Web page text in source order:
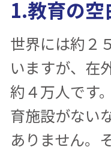
1.教育の
世界には約２
いますが、在
約４万人です
育施設がない
ありません。